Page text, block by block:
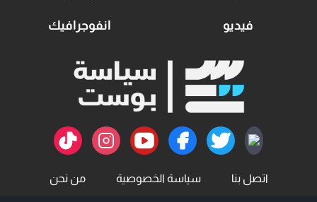
فيديو انفوجرافيك
اتصل بنا سياسة الخصوصية من نحن